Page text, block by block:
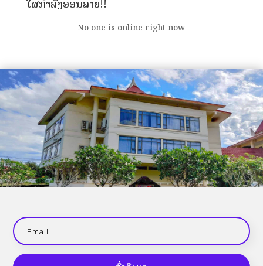
ໃຜກຳລັງອອນລາຍ!!
No one is online right now